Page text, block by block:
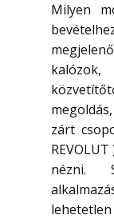
Milyen
zárt
nézni.